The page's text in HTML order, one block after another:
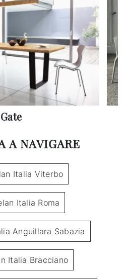
Gate
A NAVIGARE
Italia Viterbo
Italia Roma
Anguillara Sabazia
Italia Bracciano